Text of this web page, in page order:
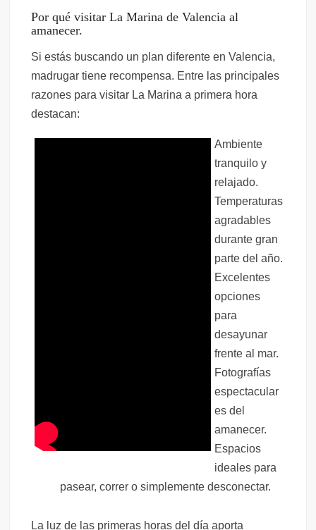
Por qué visitar La Marina de Valencia al
amanecer.
Si estás buscando un plan diferente en Valencia,
madrugar tiene recompensa. Entre las principales
razones para visitar La Marina a primera hora
destacan:
Ambiente
tranquilo y
relajado.
Temperaturas
agradables
durante gran
parte del año.
Excelentes
opciones
para
desayunar
frente al mar.
Fotografías
espectacular
es del
amanecer.
Espacios
ideales para
pasear, correr o simplemente desconectar.
La luz de las primeras horas del día aporta